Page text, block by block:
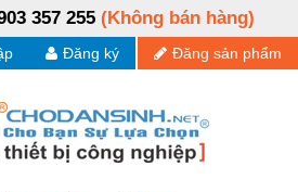
357 255 (Không bán hàng)
Đăng sản phẩm
Đăng ký